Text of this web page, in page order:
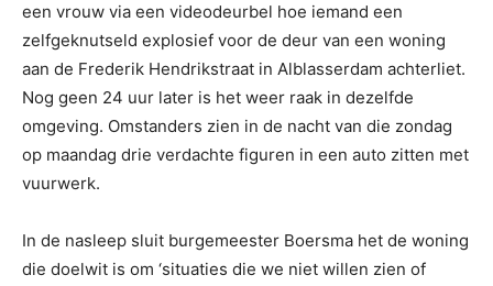
een vrouw via een videodeurbel hoe iemand een
zelfgeknutseld explosief voor de deur van een woning
aan de Frederik Hendrikstraat in Alblasserdam achterliet.
Nog geen 24 uur later is het weer raak in dezelfde
omgeving. Omstanders zien in de nacht van die zondag
op maandag drie verdachte figuren in een auto zitten met
vuurwerk.
In de nasleep sluit burgemeester Boersma het de woning
die doelwit is om ‘situaties die we niet willen zien of